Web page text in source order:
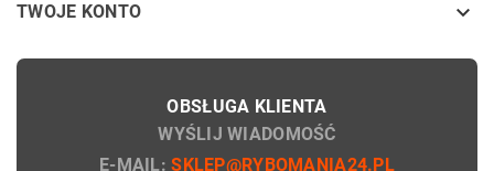
TWOJE KONTO 
OBSŁUGA KLIENTA
WYŚLIJ WIADOMOŚĆ
E-MAIL:SKLEP@RYBOMANIA24.PL